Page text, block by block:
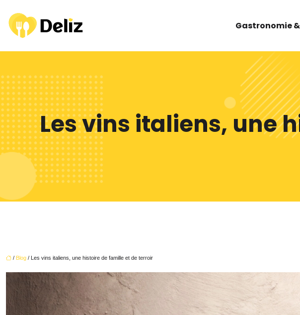
Gastronomie
Les vins italiens, une
/ Blog / Les vins italiens, une histoire de famille et de terroir